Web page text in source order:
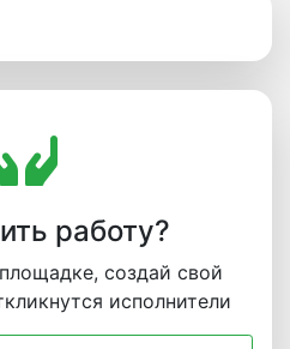
работу?
создай свой
исполнители